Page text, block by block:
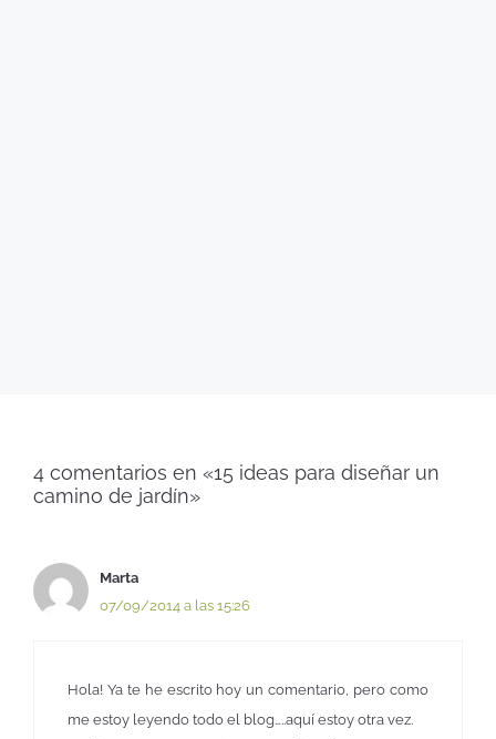
4 comentarios en «15 ideas para diseñar un
camino de jardín»
Marta
07/09/2014 a las 15:26
Hola! Ya te he escrito hoy un comentario, pero como
me estoy leyendo todo el blog…..aquí estoy otra vez.